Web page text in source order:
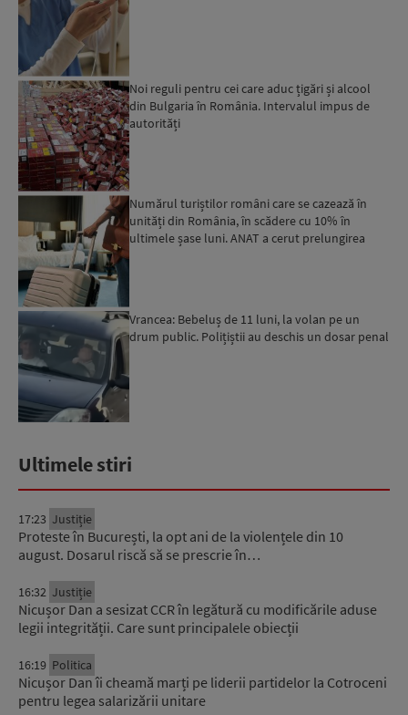
Noi reguli pentru cei care aduc țigări și alcool
din Bulgaria în România. Intervalul impus de
autorități
Numărul turiștilor români care se cazează în
unități din România, în scădere cu 10% în
ultimele șase luni. ANAT a cerut prelungirea
Vrancea: Bebeluș de 11 luni, la volan pe un
drum public. Polițiștii au deschis un dosar penal
Ultimele stiri
17:23 Justiție
Proteste în București, la opt ani de la violențele din 10
august. Dosarul riscă să se prescrie în…
16:32 Justiție
Nicușor Dan a sesizat CCR în legătură cu modificările aduse
legii integrității. Care sunt principalele obiecții
16:19 Politica
Nicușor Dan îi cheamă marți pe liderii partidelor la Cotroceni
pentru legea salarizării unitare